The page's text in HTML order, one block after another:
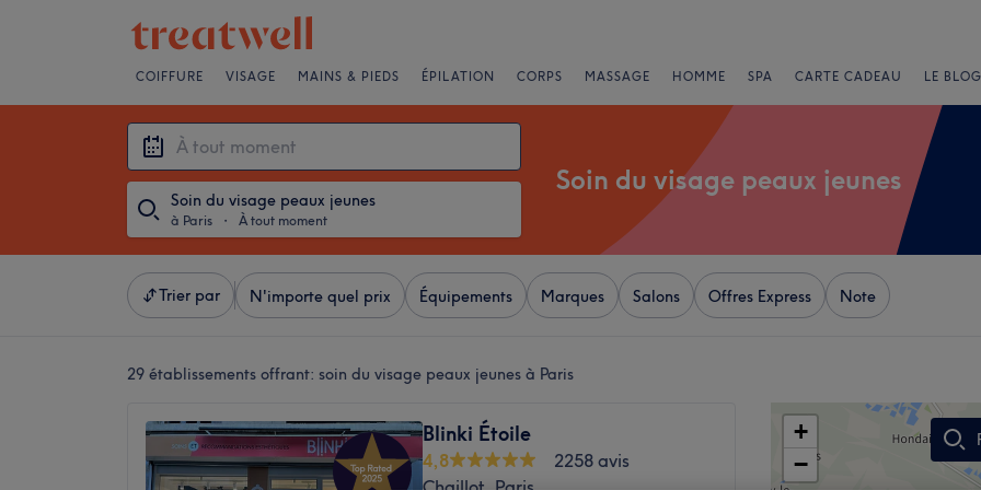
COIFFURE VISAGE MAINS & PIEDS ÉPILATION CORPS MASSAGE HOMME SPA CARTE CADEAU LE
Soin du visage peaux jeunes
à Paris ・ À tout moment
Soin du visage peaux jeunes
Trier par N'importe quel prix Équipements Marques Salons Offres Express Note
29 établissements offrant: soin du visage peaux jeunes à Paris
Blinki Étoile
4,8
2258 avis
+
−